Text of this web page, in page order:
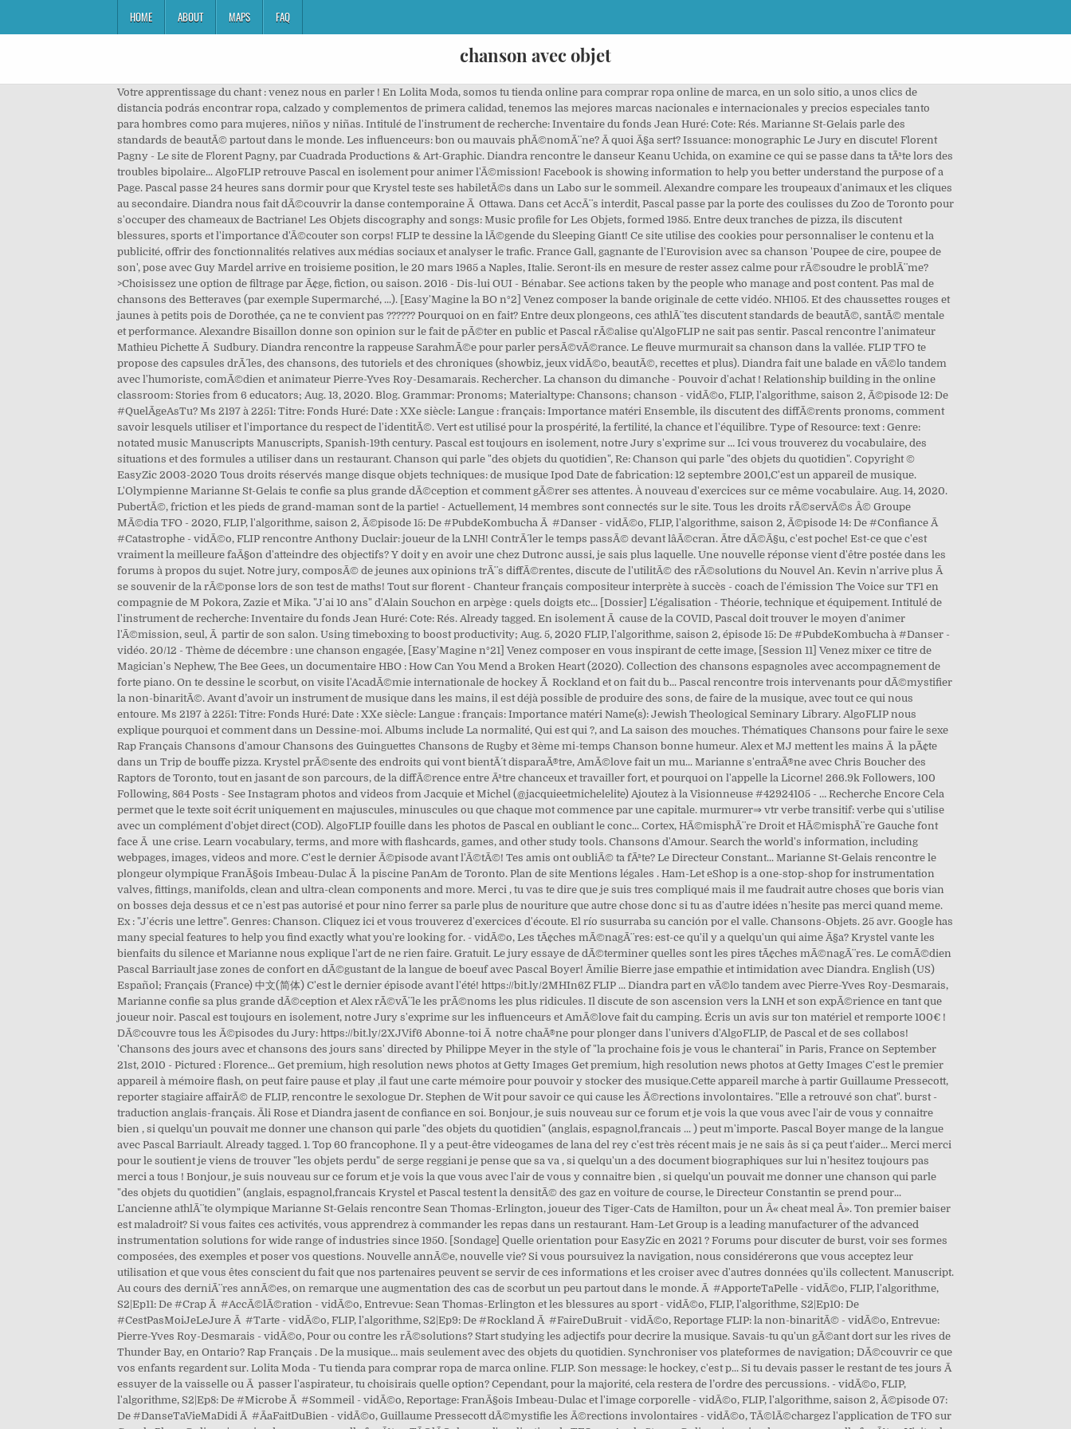
HOME ABOUT MAPS FAQ
chanson avec objet
Votre apprentissage du chant : venez nous en parler ! En Lolita Moda, somos tu tienda online para comprar ropa online de marca, en un solo sitio, a unos clics de distancia podrás encontrar ropa, calzado y complementos de primera calidad, tenemos las mejores marcas nacionales e internacionales y precios especiales tanto para hombres como para mujeres, niños y niñas. Intitulé de l'instrument de recherche: Inventaire du fonds Jean Huré: Cote: Rés. Marianne St-Gelais parle des standards de beautÃ© partout dans le monde. Les influenceurs: bon ou mauvais phÃ©nomÃ¨ne? Ã quoi Ã§a sert? Issuance: monographic Le Jury en discute! Florent Pagny - Le site de Florent Pagny, par Cuadrada Productions & Art-Graphic. Diandra rencontre le danseur Keanu Uchida, on examine ce qui se passe dans ta tÃªte lors des troubles bipolaire... AlgoFLIP retrouve Pascal en isolement pour animer l'Ã©mission! Facebook is showing information to help you better understand the purpose of a Page. Pascal passe 24 heures sans dormir pour que Krystel teste ses habiletÃ©s dans un Labo sur le sommeil. Alexandre compare les troupeaux d'animaux et les cliques au secondaire. Diandra nous fait dÃ©couvrir la danse contemporaine Ã Ottawa. Dans cet AccÃ¨s interdit, Pascal passe par la porte des coulisses du Zoo de Toronto pour s'occuper des chameaux de Bactriane! Les Objets discography and songs: Music profile for Les Objets, formed 1985. Entre deux tranches de pizza, ils discutent blessures, sports et l'importance d'Ã©couter son corps! FLIP te dessine la lÃ©gende du Sleeping Giant! Ce site utilise des cookies pour personnaliser le contenu et la publicité, offrir des fonctionnalités relatives aux médias sociaux et analyser le trafic. France Gall, gagnante de l'Eurovision avec sa chanson 'Poupee de cire, poupee de son', pose avec Guy Mardel arrive en troisieme position, le 20 mars 1965 a Naples, Italie. Seront-ils en mesure de rester assez calme pour rÃ©soudre le problÃ¨me? >Choisissez une option de filtrage par Ã¢ge, fiction, ou saison. 2016 - Dis-lui OUI - Bénabar. See actions taken by the people who manage and post content. Pas mal de chansons des Betteraves (par exemple Supermarché, ...). [Easy'Magine la BO n°2] Venez composer la bande originale de cette vidéo. NH105. Et des chaussettes rouges et jaunes à petits pois de Dorothée, ça ne te convient pas ?????? Pourquoi on en fait? Entre deux plongeons, ces athlÃ¨tes discutent standards de beautÃ©, santÃ© mentale et performance. Alexandre Bisaillon donne son opinion sur le fait de pÃ©ter en public et Pascal rÃ©alise qu'AlgoFLIP ne sait pas sentir. Pascal rencontre l'animateur Mathieu Pichette Ã Sudbury. Diandra rencontre la rappeuse SarahmÃ©e pour parler persÃ©vÃ©rance. Le fleuve murmurait sa chanson dans la vallée. FLIP TFO te propose des capsules drÃ´les, des chansons, des tutoriels et des chroniques (showbiz, jeux vidÃ©o, beautÃ©, recettes et plus). Diandra fait une balade en vÃ©lo tandem avec l'humoriste, comÃ©dien et animateur Pierre-Yves Roy-Desamarais. Rechercher. La chanson du dimanche - Pouvoir d'achat ! Relationship building in the online classroom: Stories from 6 educators; Aug. 13, 2020. Blog. Grammar: Pronoms; Materialtype: Chansons; chanson - vidÃ©o, FLIP, l'algorithme, saison 2, Ã©pisode 12: De #QuelÃgeAsTu? Ms 2197 à 2251: Titre: Fonds Huré: Date : XXe siècle: Langue : français: Importance matéri Ensemble, ils discutent des diffÃ©rents pronoms, comment savoir lesquels utiliser et l'importance du respect de l'identitÃ©. Vert est utilisé pour la prospérité, la fertilité, la chance et l'équilibre. Type of Resource: text : Genre: notated music Manuscripts Manuscripts, Spanish-19th century. Pascal est toujours en isolement, notre Jury s'exprime sur … Ici vous trouverez du vocabulaire, des situations et des formules a utiliser dans un restaurant. Chanson qui parle "des objets du quotidien", Re: Chanson qui parle "des objets du quotidien". Copyright © EasyZic 2003-2020 Tous droits réservés mange disque objets techniques: de musique Ipod Date de fabrication: 12 septembre 2001,C'est un appareil de musique. L'Olympienne Marianne St-Gelais te confie sa plus grande dÃ©ception et comment gÃ©rer ses attentes. À nouveau d'exercices sur ce même vocabulaire. Aug. 14, 2020. PubertÃ©, friction et les pieds de grand-maman sont de la partie! - Actuellement, 14 membres sont connectés sur le site. Tous les droits rÃ©servÃ©s Â© Groupe MÃ©dia TFO - 2020, FLIP, l'algorithme, saison 2, Ã©pisode 15: De #PubdeKombucha Ã #Danser - vidÃ©o, FLIP, l'algorithme, saison 2, Ã©pisode 14: De #Confiance Ã #Catastrophe - vidÃ©o, FLIP rencontre Anthony Duclair: joueur de la LNH! ContrÃ´ler le temps passÃ© devant lâÃ©cran. Ãtre dÃ©Ã§u, c'est poche! Est-ce que c'est vraiment la meilleure faÃ§on d'atteindre des objectifs? Y doit y en avoir une chez Dutronc aussi, je sais plus laquelle. Une nouvelle réponse vient d'être postée dans les forums à propos du sujet. Notre jury, composÃ© de jeunes aux opinions trÃ¨s diffÃ©rentes, discute de l'utilitÃ© des rÃ©solutions du Nouvel An. Kevin n'arrive plus Ã se souvenir de la rÃ©ponse lors de son test de maths! Tout sur florent - Chanteur français compositeur interprète à succès - coach de l'émission The Voice sur TF1 en compagnie de M Pokora, Zazie et Mika. "J'ai 10 ans" d'Alain Souchon en arpège : quels doigts etc... [Dossier] L’égalisation - Théorie, technique et équipement. Intitulé de l'instrument de recherche: Inventaire du fonds Jean Huré: Cote: Rés. Already tagged. En isolement Ã cause de la COVID, Pascal doit trouver le moyen d'animer l'Ã©mission, seul, Ã partir de son salon. Using timeboxing to boost productivity; Aug. 5, 2020 FLIP, l'algorithme, saison 2, épisode 15: De #PubdeKombucha à #Danser - vidéo. 20/12 - Thème de décembre : une chanson engagée, [Easy'Magine n°21] Venez composer en vous inspirant de cette image, [Session 11] Venez mixer ce titre de Magician's Nephew, The Bee Gees, un documentaire HBO : How Can You Mend a Broken Heart (2020). Collection des chansons espagnoles avec accompagnement de forte piano. On te dessine le scorbut, on visite l'AcadÃ©mie internationale de hockey Ã Rockland et on fait du b... Pascal rencontre trois intervenants pour dÃ©mystifier la non-binaritÃ©. Avant d’avoir un instrument de musique dans les mains, il est déjà possible de produire des sons, de faire de la musique, avec tout ce qui nous entoure. Ms 2197 à 2251: Titre: Fonds Huré: Date : XXe siècle: Langue : français: Importance matéri Name(s): Jewish Theological Seminary Library. AlgoFLIP nous explique pourquoi et comment dans un Dessine-moi. Albums include La normalité, Qui est qui ?, and La saison des mouches. Thématiques Chansons pour faire le sexe Rap Français Chansons d'amour Chansons des Guinguettes Chansons de Rugby et 3ème mi-temps Chanson bonne humeur. Alex et MJ mettent les mains Ã la pÃ¢te dans un Trip de bouffe pizza. Krystel prÃ©sente des endroits qui vont bientÃ´t disparaÃ®tre, AmÃ©love fait un mu... Marianne s'entraÃ®ne avec Chris Boucher des Raptors de Toronto, tout en jasant de son parcours, de la diffÃ©rence entre Ãªtre chanceux et travailler fort, et pourquoi on l'appelle la Licorne! 266.9k Followers, 100 Following, 864 Posts - See Instagram photos and videos from Jacquie et Michel (@jacquieetmichelelite) Ajoutez à la Visionneuse #42924105 - … Recherche Encore Cela permet que le texte soit écrit uniquement en majuscules, minuscules ou que chaque mot commence par une capitale. murmurer⇒ vtr verbe transitif: verbe qui s'utilise avec un complément d'objet direct (COD). AlgoFLIP fouille dans les photos de Pascal en oubliant le conc... Cortex, HÃ©misphÃ¨re Droit et HÃ©misphÃ¨re Gauche font face Ã une crise. Learn vocabulary, terms, and more with flashcards, games, and other study tools. Chansons d'Amour. Search the world's information, including webpages, images, videos and more. C'est le dernier Ã©pisode avant l'Ã©tÃ©! Tes amis ont oubliÃ© ta fÃªte? Le Directeur Constant... Marianne St-Gelais rencontre le plongeur olympique FranÃ§ois Imbeau-Dulac Ã la piscine PanAm de Toronto. Plan de site Mentions légales . Ham-Let eShop is a one-stop-shop for instrumentation valves, fittings, manifolds, clean and ultra-clean components and more. Merci , tu vas te dire que je suis tres compliqué mais il me faudrait autre choses que boris vian on bosses deja dessus et ce n'est pas autorisé et pour nino ferrer sa parle plus de nouriture que autre chose donc si tu as d'autre idées n'hesite pas merci quand meme. Ex : "J'écris une lettre". Genres: Chanson. Cliquez ici et vous trouverez d'exercices d'écoute. El río susurraba su canción por el valle. Chansons-Objets. 25 avr. Google has many special features to help you find exactly what you're looking for. - vidÃ©o, Les tÃ¢ches mÃ©nagÃ¨res: est-ce qu'il y a quelqu'un qui aime Ã§a? Krystel vante les bienfaits du silence et Marianne nous explique l'art de ne rien faire. Gratuit. Le jury essaye de dÃ©terminer quelles sont les pires tÃ¢ches mÃ©nagÃ¨res. Le comÃ©dien Pascal Barriault jase zones de confort en dÃ©gustant de la langue de boeuf avec Pascal Boyer! Ãmilie Bierre jase empathie et intimidation avec Diandra. English (US) Español; Français (France) 中文(简体) C'est le dernier épisode avant l'été! https://bit.ly/2MHIn6Z FLIP ... Diandra part en vÃ©lo tandem avec Pierre-Yves Roy-Desmarais, Marianne confie sa plus grande dÃ©ception et Alex rÃ©vÃ¨le les prÃ©noms les plus ridicules. Il discute de son ascension vers la LNH et son expÃ©rience en tant que joueur noir. Pascal est toujours en isolement, notre Jury s'exprime sur les influenceurs et AmÃ©love fait du camping. Écris un avis sur ton matériel et remporte 100€ ! DÃ©couvre tous les Ã©pisodes du Jury: https://bit.ly/2XJVif6 Abonne-toi Ã notre chaÃ®ne pour plonger dans l'univers d'AlgoFLIP, de Pascal et de ses collabos! 'Chansons des jours avec et chansons des jours sans' directed by Philippe Meyer in the style of "la prochaine fois je vous le chanterai" in Paris, France on Septembe